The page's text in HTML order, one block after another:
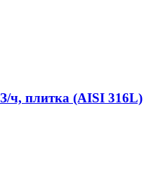
ч, плитка (AISI 316L)